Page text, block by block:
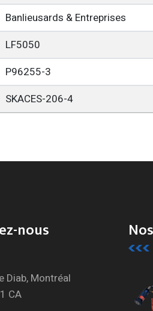
Banlieusards & Entreprises
LF5050
P96255-3
SKACES-206-4
nous
Diab, Montréal
CA